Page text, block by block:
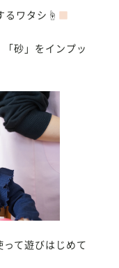
るワタシ☝
砂」をインプッ
て遊びはじめて